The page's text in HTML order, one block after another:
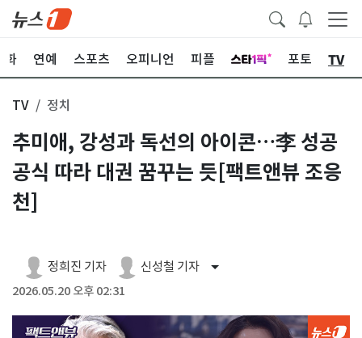
화 연예 스포츠 오피니언 피플 포토 TV
TV 정치
추미애, 강성과 독선의 아이콘…李 성공
공식 따라 대권 꿈꾸는 듯[팩트앤뷰 조응
천]
정희진 기자 신성철 기자
2026.05.20 오후 02:31